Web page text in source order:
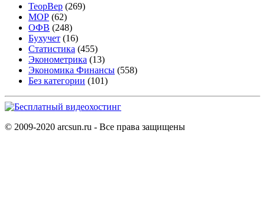
ТеорВер (269)
МОР (62)
ОФВ (248)
Бухучет (16)
Статистика (455)
Эконометрика (13)
Экономика Финансы (558)
Без категории (101)
© 2009-2020 arcsun.ru - Все права защищены